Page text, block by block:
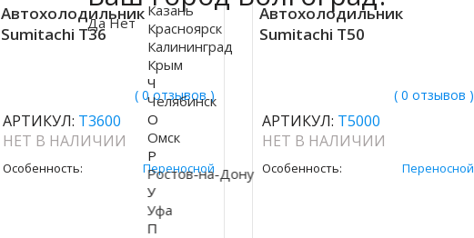
Автохолодильник
Sumitachi T36
( 0 отзывов )
АРТИКУЛ: T3600
НЕТ В НАЛИЧИИ
Особенность: Переносной
Автохолодильник
Sumitachi T50
( 0 отзывов )
АРТИКУЛ: T5000
НЕТ В НАЛИЧИИ
Особенность: Переносной
Да Нет
Казань
Красноярск
Калининград
Крым
Ч
Челябинск
О
Омск
Р
Ростов-на-Дону
У
Уфа
П